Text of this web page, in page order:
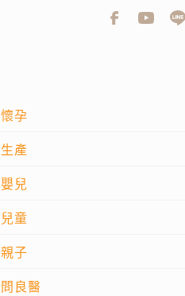
懷孕
生產
嬰兒
兒童
親子
問良醫